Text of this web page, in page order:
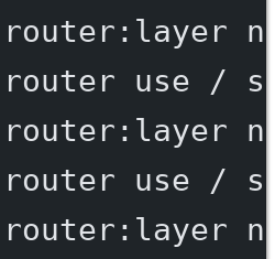
use /
use /